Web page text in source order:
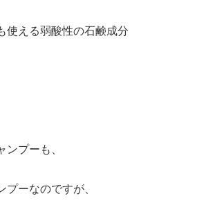
使える弱酸性の石鹸成分
ンプーも、
プーなのですが、